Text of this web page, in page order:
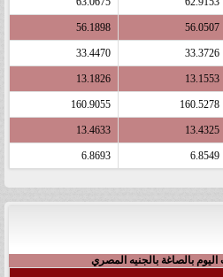
56.0507
56.1898
33.3726
33.4470
13.1553
13.1826
160.5278
160.9055
13.4325
13.4633
6.8549
6.8693
بالصاغة بالجنيه المصري